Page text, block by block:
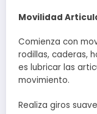
Movilidad
Comienza con
rodillas, caderas,
es lubricar las
movimiento.
Realiza giros